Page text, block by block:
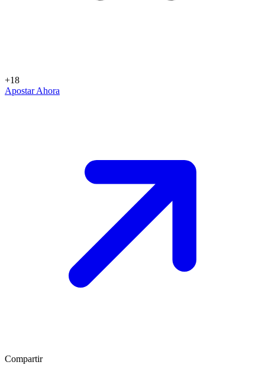
+18
Apostar Ahora
Compartir